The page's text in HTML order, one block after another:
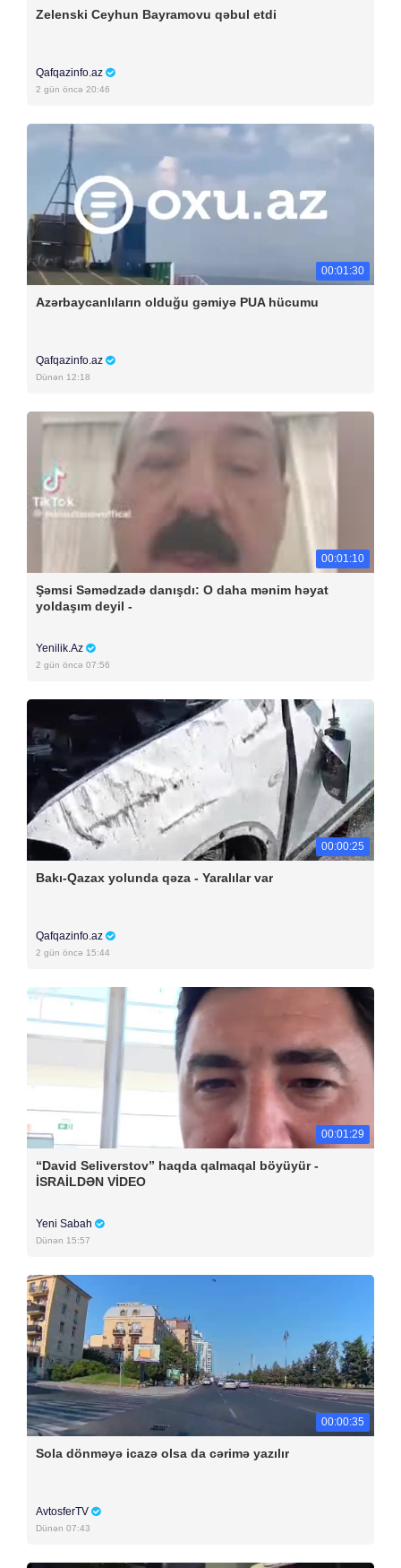
Zelenski Ceyhun Bayramovu qəbul etdi
Qafqazinfo.az
2 gün öncə 20:46
00:01:30
Azərbaycanlıların olduğu gəmiyə PUA hücumu
Qafqazinfo.az
Dünən 12:18
00:01:10
Şəmsi Səmədzadə danışdı: O daha mənim həyat
yoldaşım deyil -
Yenilik.Az
2 gün öncə 07:56
00:00:25
Bakı-Qazax yolunda qəza - Yaralılar var
Qafqazinfo.az
2 gün öncə 15:44
00:01:29
“David Seliverstov” haqda qalmaqal böyüyür -
İSRAİLDƏN VİDEO
Yeni Sabah
Dünən 15:57
00:00:35
Sola dönməyə icazə olsa da cərimə yazılır
AvtosferTV
Dünən 07:43